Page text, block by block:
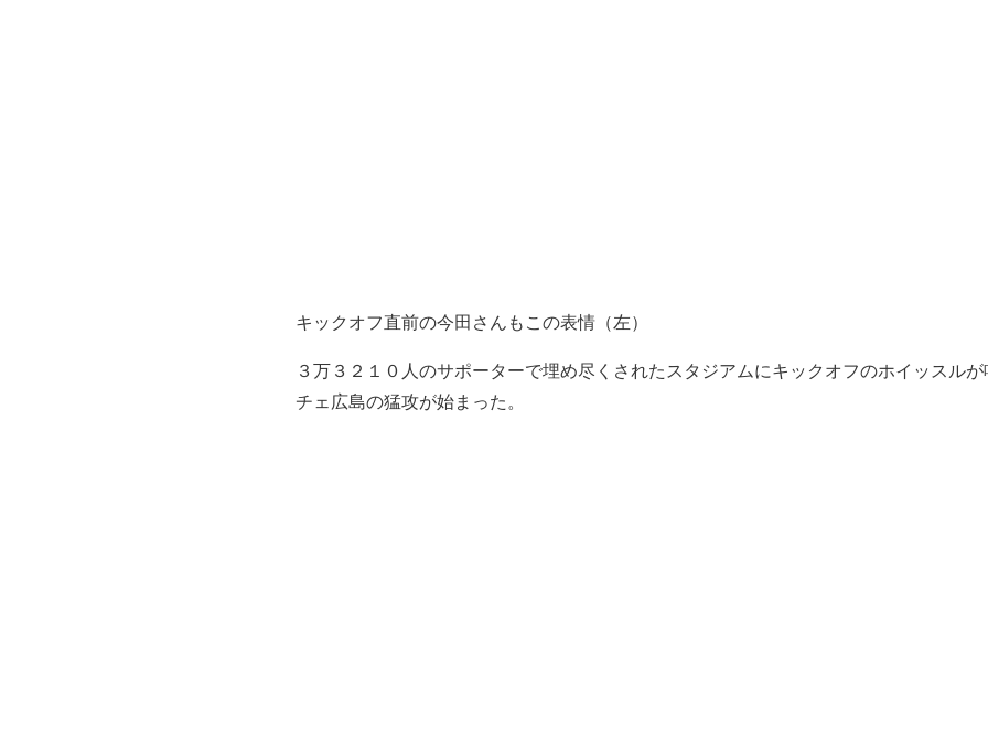
キックオフ直前の今田さんもこの表情（左）
３万３２１０人のサポーターで埋め尽くされたスタジアムにキックオフのホイッスル
チェ広島の猛攻が始まった。